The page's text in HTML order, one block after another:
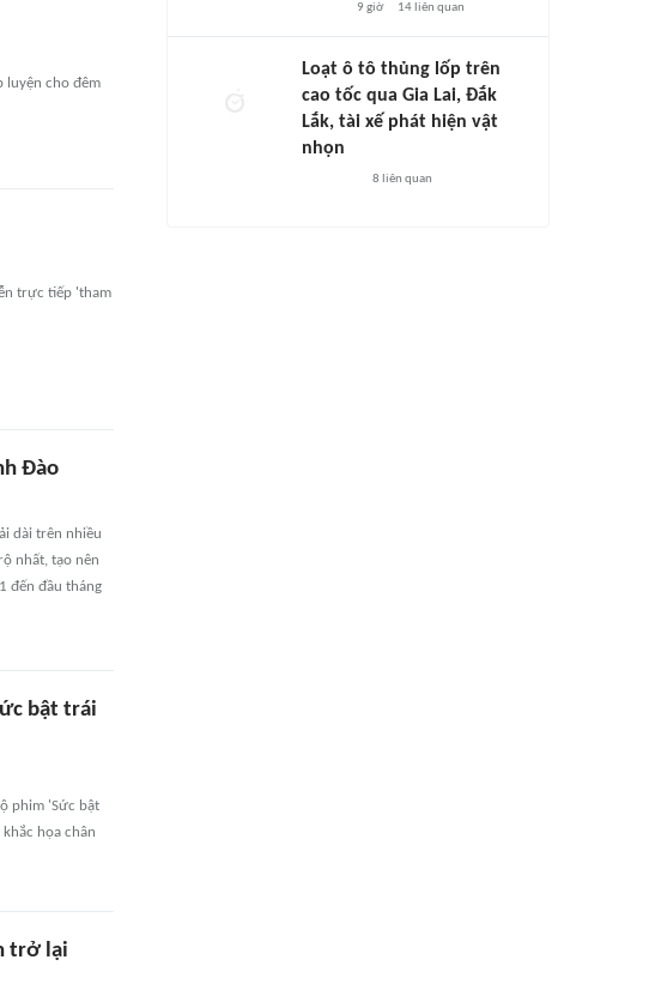
luyện cho đêm
trực tiếp 'tham
Đào
dài trên nhiều
nhất, tạo nên
đến đầu tháng
bật trái
phim 'Sức bật
họa chân
trở lại
9 giờ 14liên quan
Loạt ô tô thủng lốp trên
cao tốc qua Gia Lai, Đắk
Lắk, tài xế phát hiện vật
nhọn
8 liên quan